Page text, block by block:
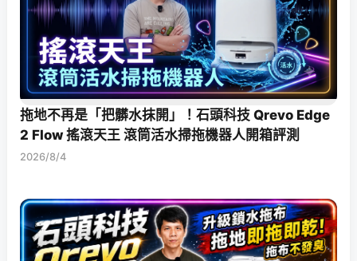
拖地不再是「把髒水抹開」！石頭科技 Qrevo Edge
2 Flow 搖滾天王 滾筒活水掃拖機器人開箱評測
2026/8/4